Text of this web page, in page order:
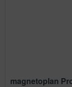
magnetoplan